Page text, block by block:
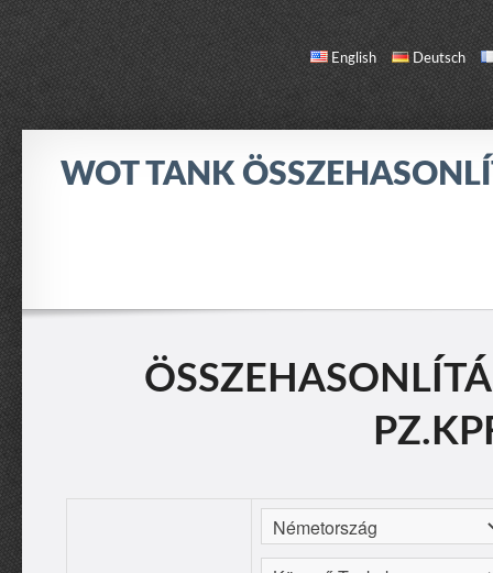
English Deutsch
WOT TANK